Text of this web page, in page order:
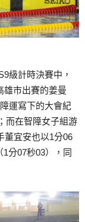
級計時決賽中，
雄市出賽的姜曼
運寫下的大會紀
而在智障女子組游
董宜安也以1分06
分07秒03），同